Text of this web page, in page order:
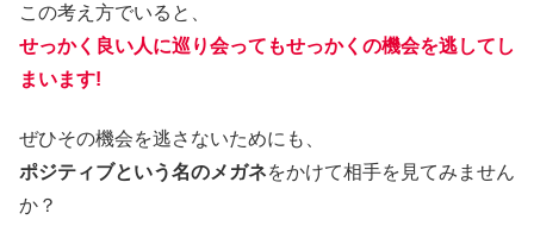
この考え方でいると、
せっかく良い人に巡り会ってもせっかくの機会を逃してし
まいます!
ぜひその機会を逃さないためにも、
ポジティブという名のメガネをかけて相手を見てみません
か？